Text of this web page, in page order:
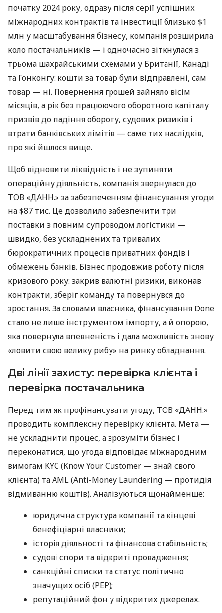
початку 2024 року, одразу після серії успішних
міжнародних контрактів та інвестиції близько $1
млн у масштабування бізнесу, компанія розширила
коло постачальників — і одночасно зіткнулася з
трьома шахрайськими схемами у Британії, Канаді
та Гонконгу: кошти за товар були відправлені, сам
товар — ні. Повернення грошей зайняло вісім
місяців, а рік без працюючого оборотного капіталу
призвів до падіння обороту, судових ризиків і
втрати банківських лімітів — саме тих наслідків,
про які йшлося вище.
Щоб відновити ліквідність і не зупиняти
операційну діяльність, компанія звернулася до
ТОВ «ДАНН.» за забезпеченням фінансування угоди
на $87 тис. Це дозволило забезпечити три
поставки з повним супроводом логістики —
швидко, без ускладнених та тривалих
бюрократичних процесів приватних фондів і
обмежень банків. Бізнес продовжив роботу після
кризового року: закрив валютні ризики, виконав
контракти, зберіг команду та повернувся до
зростання. За словами власника, фінансування Done
стало не лише інструментом імпорту, а й опорою,
яка повернула впевненість і дала можливість знову
«ловити свою велику рибу» на ринку обладнання.
Дві лінії захисту: перевірка клієнта і
перевірка постачальника
Перед тим як профінансувати угоду, ТОВ «ДАНН.»
проводить комплексну перевірку клієнта. Мета —
не ускладнити процес, а зрозуміти бізнес і
переконатися, що угода відповідає міжнародним
вимогам KYC (Know Your Customer — знай свого
клієнта) та AML (Anti-Money Laundering — протидія
відмиванню коштів). Аналізуються щонайменше:
юридична структура компанії та кінцеві
бенефіціарні власники;
історія діяльності та фінансова стабільність;
судові спори та відкриті провадження;
санкційні списки та статус політично
значущих осіб (PEP);
репутаційний фон у відкритих джерелах.